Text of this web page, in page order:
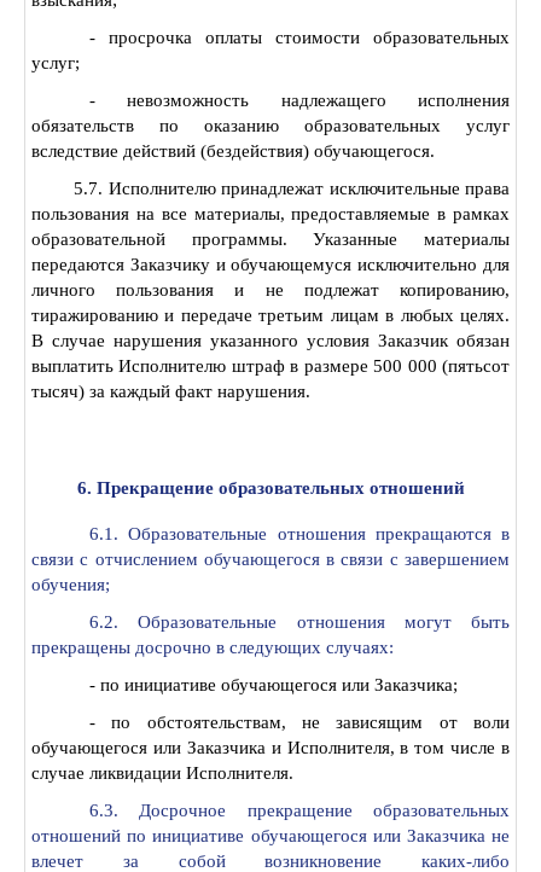
- просрочка оплаты стоимости образовательных
услуг;
- невозможность надлежащего исполнения
обязательств по оказанию образовательных услуг
вследствие действий (бездействия) обучающегося.
5.7. Исполнителю принадлежат исключительные права
пользования на все материалы, предоставляемые в рамках
образовательной программы. Указанные материалы
передаются Заказчику и обучающемуся исключительно для
личного пользования и не подлежат копированию,
тиражированию и передаче третьим лицам в любых целях.
В случае нарушения указанного условия Заказчик обязан
выплатить Исполнителю штраф в размере 500 000 (пятьсот
тысяч) за каждый факт нарушения.
6. Прекращение образовательных отношений
6.1. Образовательные отношения прекращаются в
связи с отчислением обучающегося в связи с завершением
обучения;
6.2. Образовательные отношения могут быть
прекращены досрочно в следующих случаях:
- по инициативе обучающегося или Заказчика;
- по обстоятельствам, не зависящим от воли
обучающегося или Заказчика и Исполнителя, в том числе в
случае ликвидации Исполнителя.
6.3. Досрочное прекращение образовательных
отношений по инициативе обучающегося или Заказчика не
влечет за собой возникновение каких-либо